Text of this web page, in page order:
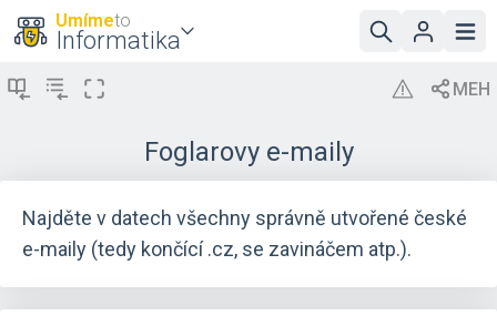
Umímeto
Informatika
Foglarovy e-maily
Najděte v datech všechny správně utvořené české
e-maily (tedy končící .cz, se zavináčem atp.).